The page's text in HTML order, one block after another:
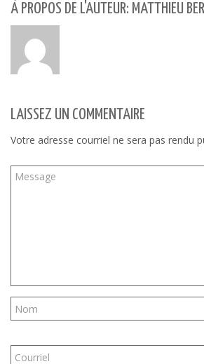
À PROPOS DE L'AUTEUR: MATTHIEU
LAISSEZ UN COMMENTAIRE
Votre adresse courriel ne sera pas rendu